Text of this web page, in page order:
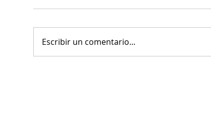
Escribir un comentario...